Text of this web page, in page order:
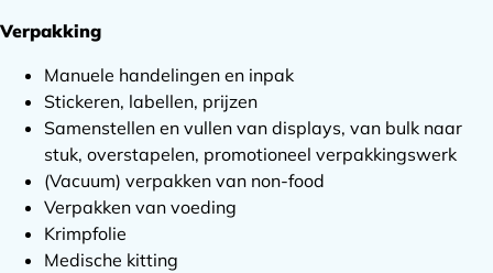
Verpakking
Manuele handelingen en inpak
Stickeren, labellen, prijzen
Samenstellen en vullen van displays, van bulk naar
stuk, overstapelen, promotioneel verpakkingswerk
(Vacuum) verpakken van non-food
Verpakken van voeding
Krimpfolie
Medische kitting